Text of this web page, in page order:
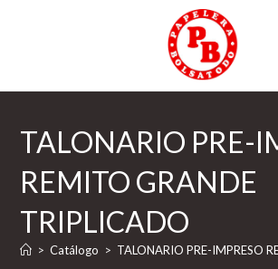
TALONARIO PRE-
REMITO GRANDE
TRIPLICADO
> Catálogo > TALONARIO PRE-IMPRESO